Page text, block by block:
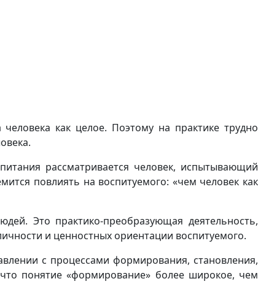
как целое. Поэтому на практике трудно
рассматривается человек, испытывающий
повлиять на воспитуемого: «чем человек как
Это практико-преобразующая деятельность,
и цен­ностных ориентации воспитуемого.
с процессами формирования, становления,
понятие «форми­рование» более широкое, чем